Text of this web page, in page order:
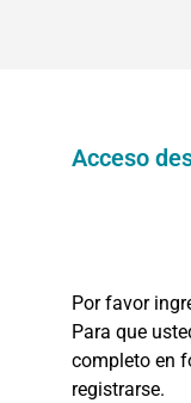
Acceso
Por favor
Para que
completo en
registrarse.